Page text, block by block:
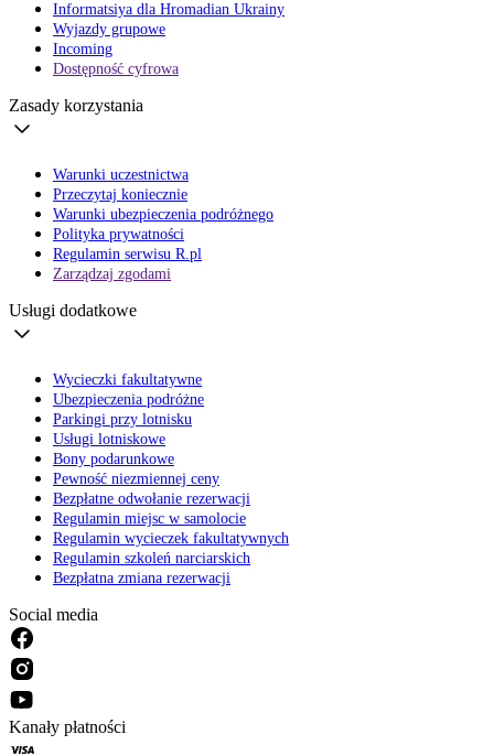
Informatsiya dla Hromadian Ukrainy
Wyjazdy grupowe
Incoming
Dostępność cyfrowa
Zasady korzystania
Warunki uczestnictwa
Przeczytaj koniecznie
Warunki ubezpieczenia podróżnego
Polityka prywatności
Regulamin serwisu R.pl
Zarządzaj zgodami
Usługi dodatkowe
Wycieczki fakultatywne
Ubezpieczenia podróżne
Parkingi przy lotnisku
Usługi lotniskowe
Bony podarunkowe
Pewność niezmiennej ceny
Bezpłatne odwołanie rezerwacji
Regulamin miejsc w samolocie
Regulamin wycieczek fakultatywnych
Regulamin szkoleń narciarskich
Bezpłatna zmiana rezerwacji
Social media
Kanały płatności